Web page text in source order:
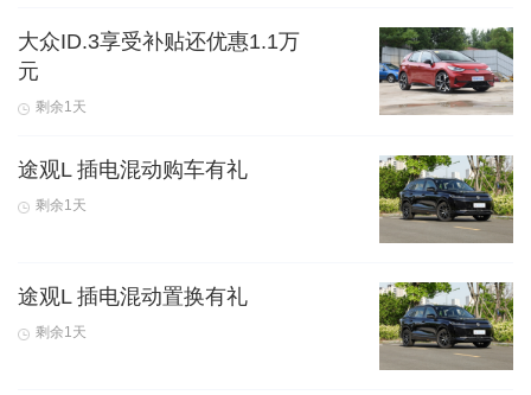
大众ID.3享受补贴还优惠1.1万
元
剩余1天
途观L 插电混动购车有礼
剩余1天
途观L 插电混动置换有礼
剩余1天